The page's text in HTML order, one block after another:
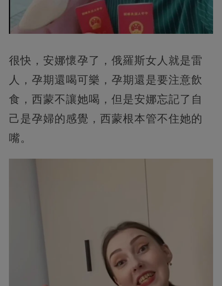
很快，安娜懷孕了，俄羅斯女人就是雷
人，孕期還喝可樂，孕期還是要注意飲
食，西蒙不讓她喝，但是安娜忘記了自
己是孕婦的感覺，西蒙根本管不住她的
嘴。